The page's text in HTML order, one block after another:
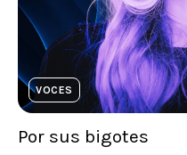
VOCES
Por sus bigotes